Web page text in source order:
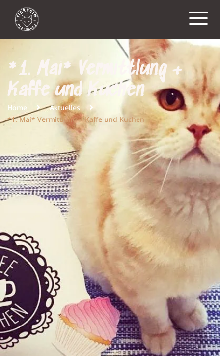
*1. Mai* Vermittlung +
Kaffe und Kuchen
Home
Aktuelles
*1. Mai* Vermittlung + Kaffe und Kuchen